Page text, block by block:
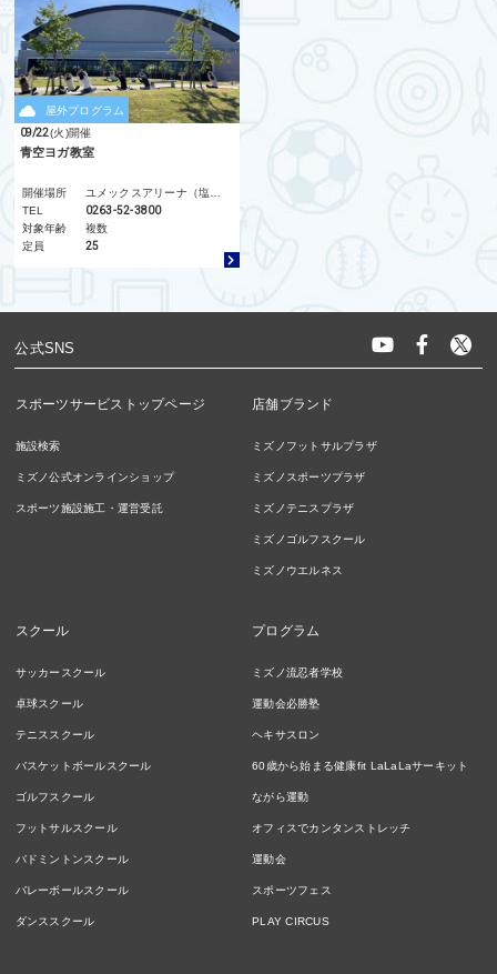
屋外プログラム
09/22(火)開催
青空ヨガ教室
開催場所
ユメックスアリーナ（塩尻市総合体育館）
TEL
0263-52-3800
対象年齢
複数
定員
25
公式SNS
スポーツサービストップページ
施設検索
ミズノ公式オンラインショップ
スポーツ施設施工・運営受託
店舗ブランド
ミズノフットサルプラザ
ミズノスポーツプラザ
ミズノテニスプラザ
ミズノゴルフスクール
ミズノウエルネス
スクール
サッカースクール
卓球スクール
テニススクール
バスケットボールスクール
ゴルフスクール
フットサルスクール
バドミントンスクール
バレーボールスクール
ダンススクール
プログラム
ミズノ流忍者学校
運動会必勝塾
ヘキサスロン
60歳から始まる健康fit LaLaLaサーキット
ながら運動
オフィスでカンタンストレッチ
運動会
スポーツフェス
PLAY CIRCUS